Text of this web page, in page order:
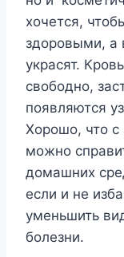
хочется,
здоровыми, а
украсят.
свободно,
появляются
Хорошо, что с
можно
домашних
если и не
уменьшить
болезни.